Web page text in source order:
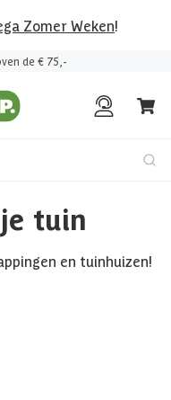
Zomer Weken!
de € 75,-
tuin
en tuinhuizen!